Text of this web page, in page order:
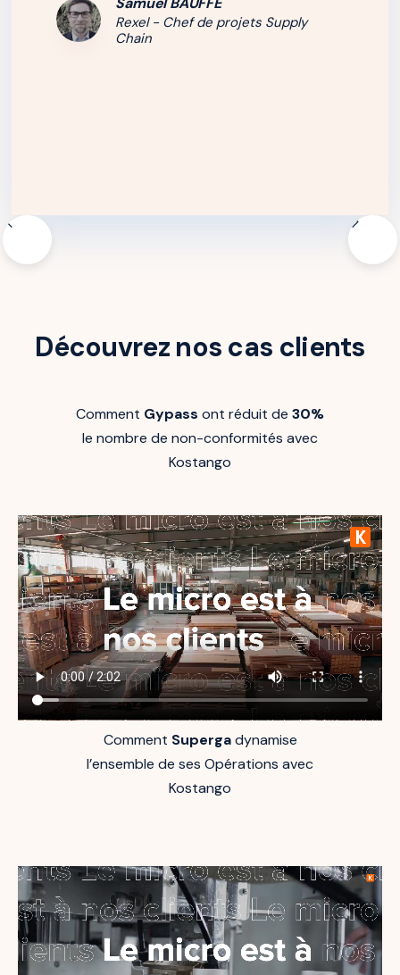
Rexel - Chef de projets Supply
Chain
Découvrez nos cas clients
Comment Gypass ont réduit de 30%
le nombre de non-conformités avec
Kostango
Comment Supergadynamise
l’ensemble de ses Opérations avec
Kostango